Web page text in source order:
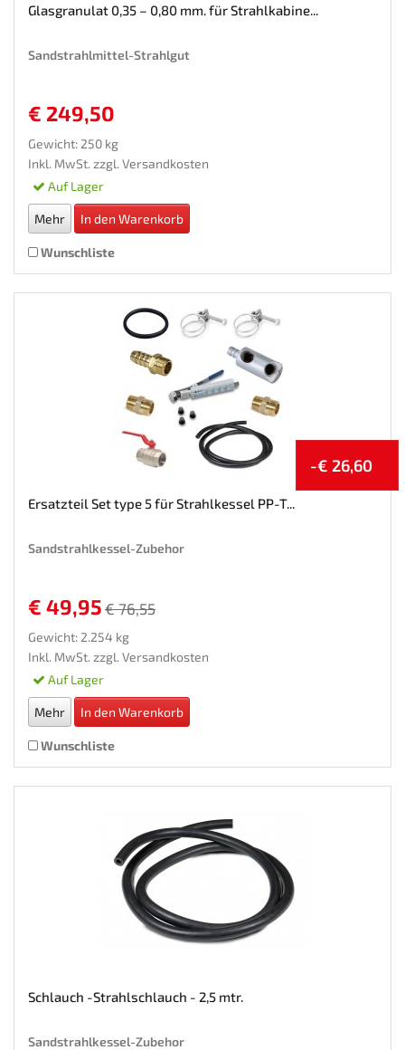
Glasgranulat 0,35 – 0,80 mm. für Strahlkabine...
Sandstrahlmittel-Strahlgut
€ 249,50
Gewicht: 250 kg
Inkl. MwSt. zzgl. Versandkosten
Auf Lager
Mehr In den Warenkorb
Wunschliste
-€ 26,60
Ersatzteil Set type 5 für Strahlkessel PP-T...
Sandstrahlkessel-Zubehor
€ 49,95 € 76,55
Gewicht: 2.254 kg
Inkl. MwSt. zzgl. Versandkosten
Auf Lager
Mehr In den Warenkorb
Wunschliste
Schlauch -Strahlschlauch - 2,5 mtr.
Sandstrahlkessel-Zubehor